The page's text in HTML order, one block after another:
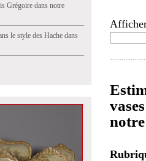
Grégoire dans notre
le style des Hache dans